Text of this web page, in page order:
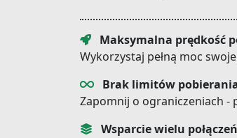
Maksymalna prędkość
Wykorzystaj pełną moc
Brak limitów
Zapomnij o ograniczeniach -
Wsparcie wielu połączeń